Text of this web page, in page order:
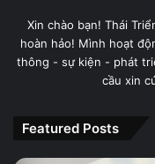
Xin chào bạn! Thái
hoàn hảo! Mình hoạt
thông - sự kiện - phát
cầu xin
Featured Posts